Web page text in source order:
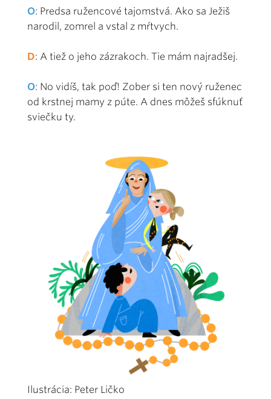
O: Predsa ružencové tajomstvá. Ako sa Ježiš
narodil, zomrel a vstal z mŕtvych.
D: A tiež o jeho zázrakoch. Tie mám najradšej.
O: No vidíš, tak poď! Zober si ten nový ruženec
od krstnej mamy z púte. A dnes môžeš sfúknuť
sviečku ty.
Ilustrácia: Peter Ličko